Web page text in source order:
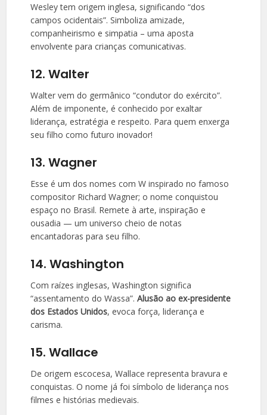
Wesley tem origem inglesa, significando “dos
campos ocidentais”. Simboliza amizade,
companheirismo e simpatia – uma aposta
envolvente para crianças comunicativas.
12. Walter
Walter vem do germânico “condutor do exército”.
Além de imponente, é conhecido por exaltar
liderança, estratégia e respeito. Para quem enxerga
seu filho como futuro inovador!
13. Wagner
Esse é um dos nomes com W inspirado no famoso
compositor Richard Wagner; o nome conquistou
espaço no Brasil. Remete à arte, inspiração e
ousadia — um universo cheio de notas
encantadoras para seu filho.
14. Washington
Com raízes inglesas, Washington significa
“assentamento do Wassa”.Alusão ao ex-presidente
dos Estados Unidos, evoca força, liderança e
carisma.
15. Wallace
De origem escocesa, Wallace representa bravura e
conquistas. O nome já foi símbolo de liderança nos
filmes e histórias medievais.